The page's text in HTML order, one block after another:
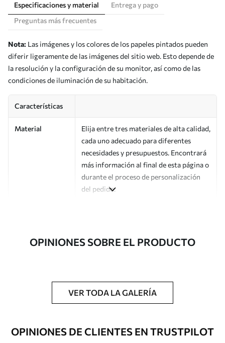
Especificaciones y material
Entrega y pago
Preguntas más frecuentes
Nota: Las imágenes y los colores de los papeles pintados pueden
diferir ligeramente de las imágenes del sitio web. Esto depende de
la resolución y la configuración de su monitor, así como de las
condiciones de iluminación de su habitación.
Características
Material
Elija entre tres materiales de alta calidad,
cada uno adecuado para diferentes
necesidades y presupuestos. Encontrará
más información al final de esta página o
durante el proceso de personalización
del pedido.
artículo
Impreso bajo pedido y entregado en
rollos de hasta 50 cm de ancho.
Opciones
adicionales
Disponible con recubrimiento de barniz
y/o adhesivo para empapelar.
OPINIONES SOBRE EL PRODUCTO
VER TODA LA GALERÍA
OPINIONES DE CLIENTES EN TRUSTPILOT